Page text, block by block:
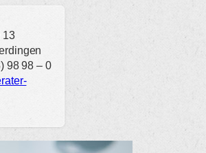
13
98 98 – 0